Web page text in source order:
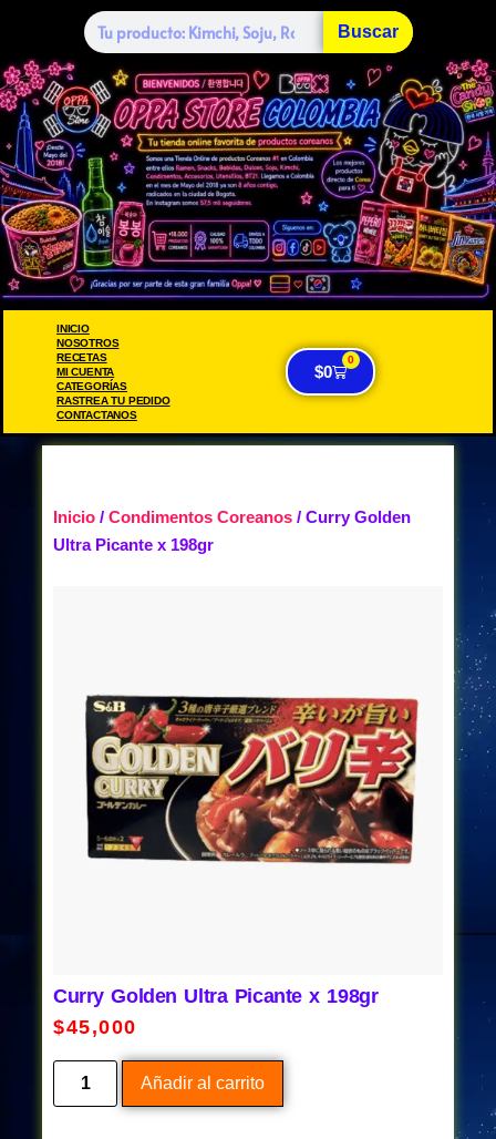
Buscar
INICIO
NOSOTROS
RECETAS
MI CUENTA
CATEGORÍAS
RASTREA TU PEDIDO
CONTACTANOS
$0
0
Inicio / Condimentos Coreanos / Curry Golden
Ultra Picante x 198gr
Curry Golden Ultra Picante x 198gr
$45,000
Añadir al carrito